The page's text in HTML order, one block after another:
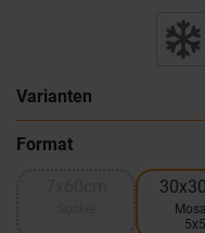
Varianten
Format
5x5